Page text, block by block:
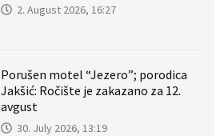
2. August 2026, 16:27
Porušen motel “Jezero”; porodica
Jakšić: Ročište je zakazano za 12.
avgust
30. July 2026, 13:19